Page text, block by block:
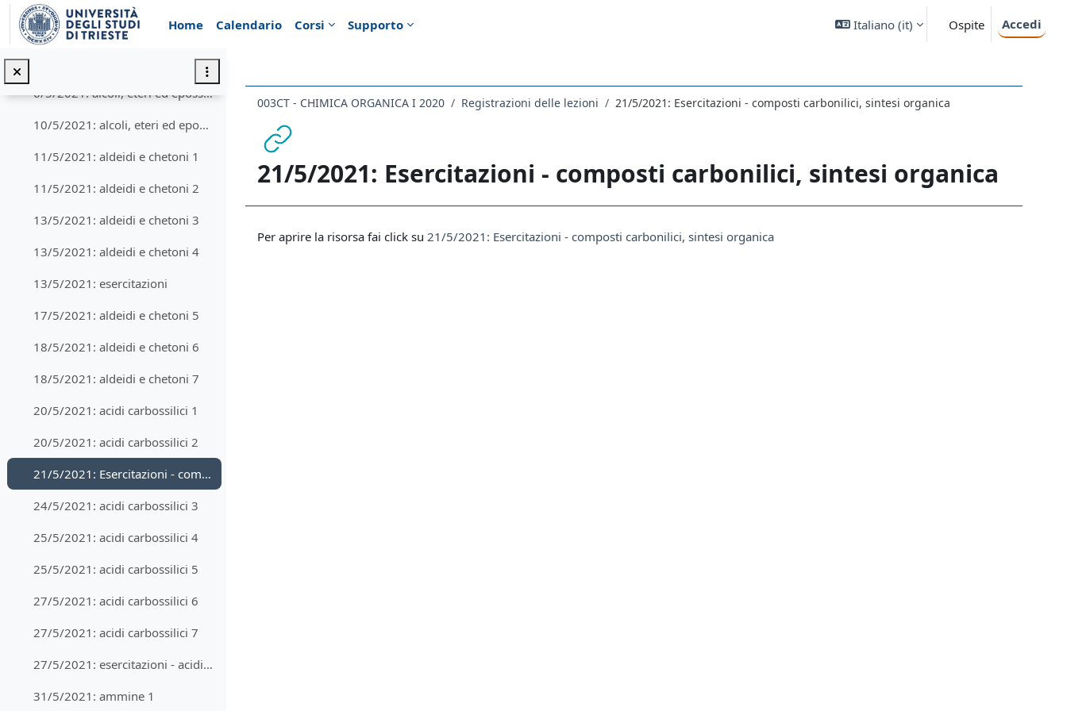
Vai al contenuto principale
Home
Calendario Corsi Supporto Italiano ‎(it)‎ Ospite Accedi
5/5/2021: alcoli, eteri ed epossidi 6
6/5/2021: alcoli, eteri ed epossidi 7
10/5/2021: alcoli, eteri ed epossidi 8
11/5/2021: aldeidi e chetoni 1
11/5/2021: aldeidi e chetoni 2
13/5/2021: aldeidi e chetoni 3
13/5/2021: aldeidi e chetoni 4
13/5/2021: esercitazioni
17/5/2021: aldeidi e chetoni 5
18/5/2021: aldeidi e chetoni 6
18/5/2021: aldeidi e chetoni 7
20/5/2021: acidi carbossilici 1
20/5/2021: acidi carbossilici 2
21/5/2021: Esercitazioni - composti carbonilici, sintesi organica
24/5/2021: acidi carbossilici 3
25/5/2021: acidi carbossilici 4
25/5/2021: acidi carbossilici 5
27/5/2021: acidi carbossilici 6
27/5/2021: acidi carbossilici 7
27/5/2021: esercitazioni - acidi carbossilici e derivati
31/5/2021: ammine 1
003CT - CHIMICA ORGANICA I 2020 Registrazioni delle lezioni 21/5/2021: Esercitazioni - composti carbonilici, sintesi organica
21/5/2021: Esercitazioni - composti carbonilici, sintesi organica
Per aprire la risorsa fai click su 21/5/2021: Esercitazioni - composti carbonilici, sintesi organica